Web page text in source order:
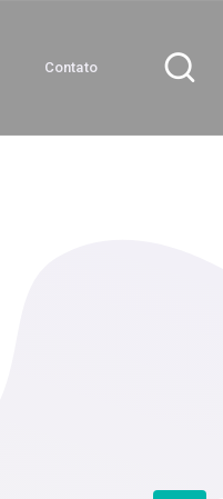
Contato